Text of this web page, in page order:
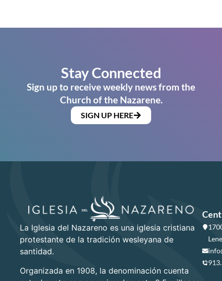
Stay Connected
Sign up to receive weekly news from the
Church of the Nazarene.
SIGN UP HERE
La Iglesia del Nazareno es una iglesia cristiana
protestante de la tradición wesleyana de
santidad.
Organizada en 1908, la denominación cuenta